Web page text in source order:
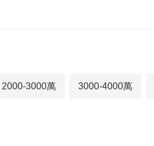
2000-3000萬 3000-4000萬